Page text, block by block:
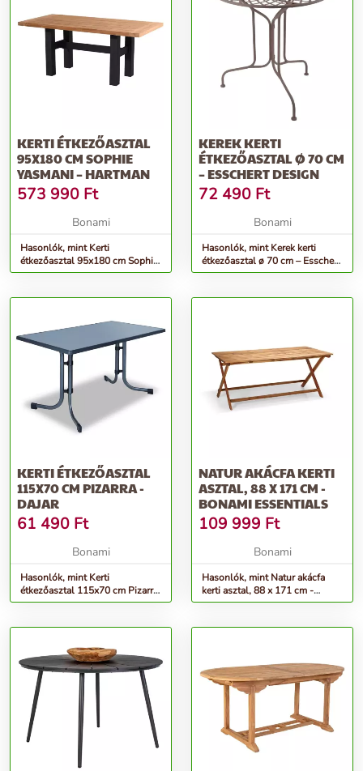
KERTI ÉTKEZŐASZTAL
95X180 CM SOPHIE
YASMANI – HARTMAN
573 990 Ft
Bonami
Hasonlók, mint Kerti
étkezőasztal 95x180 cm Sophie
Yasmani – Hartman
KEREK KERTI
ÉTKEZŐASZTAL Ø 70 CM
– ESSCHERT DESIGN
72 490 Ft
Bonami
Hasonlók, mint Kerek kerti
étkezőasztal ø 70 cm – Esschert
Design
KERTI ÉTKEZŐASZTAL
115X70 CM PIZARRA -
DAJAR
61 490 Ft
Bonami
Hasonlók, mint Kerti
étkezőasztal 115x70 cm Pizarra
- Dajar
NATUR AKÁCFA KERTI
ASZTAL, 88 X 171 CM -
BONAMI ESSENTIALS
109 999 Ft
Bonami
Hasonlók, mint Natur akácfa
kerti asztal, 88 x 171 cm -
Bonami Essentials